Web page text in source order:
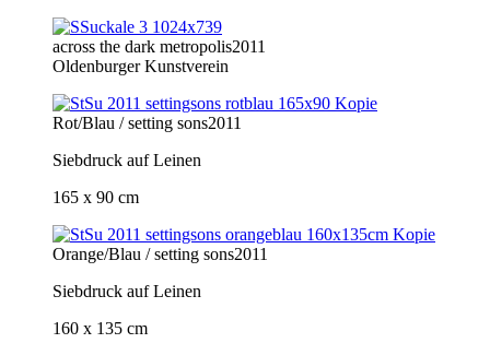
across the dark metropolis2011
Oldenburger Kunstverein
Rot/Blau / setting sons2011
Siebdruck auf Leinen
165 x 90 cm
Orange/Blau / setting sons2011
Siebdruck auf Leinen
160 x 135 cm